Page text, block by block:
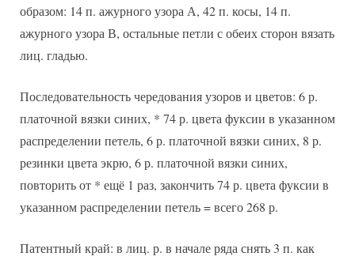
образом: 14 п. ажурного узора А, 42 п. косы, 14 п.
ажурного узора В, остальные петли с обеих сторон вязать
лиц. гладью.
Последовательность чередования узоров и цветов: 6 р.
платочной вязки синих, * 74 р. цвета фуксии в указанном
распределении петель, 6 р. платочной вязки синих, 8 р.
резинки цвета экрю, 6 р. платочной вязки синих,
повторить от * ещё 1 раз, закончить 74 р. цвета фуксии в
указанном распределении петель = всего 268 р.
Патентный край: в лиц. р. в начале ряда снять 3 п. как